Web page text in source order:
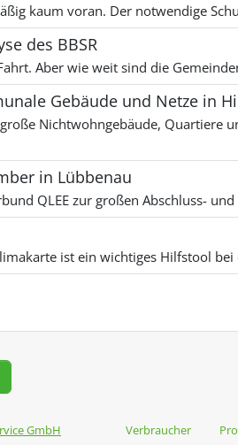
kaum voran. Der notwendige
des BBSR
Aber wie weit sind die
Gebäude und Netze in
Nichtwohngebäude, Quartiere
in Lübbenau
QLEE zur großen Abschluss-
ist ein wichtiges Hilfstool
GmbH
Verbraucher